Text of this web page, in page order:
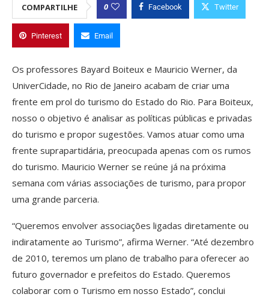
COMPARTILHE 0 Facebook Twitter
Pinterest Email
Os professores Bayard Boiteux e Mauricio Werner, da
UniverCidade, no Rio de Janeiro acabam de criar uma
frente em prol do turismo do Estado do Rio. Para Boiteux,
nosso o objetivo é analisar as políticas públicas e privadas
do turismo e propor sugestões. Vamos atuar como uma
frente suprapartidária, preocupada apenas com os rumos
do turismo. Mauricio Werner se reúne já na próxima
semana com várias associações de turismo, para propor
uma grande parceria.
“Queremos envolver associações ligadas diretamente ou
indiratamente ao Turismo”, afirma Werner. “Até dezembro
de 2010, teremos um plano de trabalho para oferecer ao
futuro governador e prefeitos do Estado. Queremos
colaborar com o Turismo em nosso Estado”, conclui